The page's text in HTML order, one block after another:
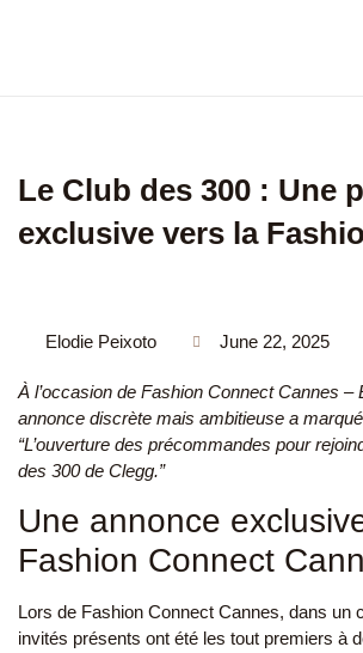
Le Club des 300 : Une
exclusive vers la
Elodie Peixoto June 22, 2025
À l’occasion de Fashion Connect Cannes –
annonce discrète mais ambitieuse a
“L’ouverture des précommandes pour
des 300 de Clegg.”
Une annonce
Fashion Connect
Lors de Fashion Connect Cannes, dans un
invités présents ont été les tout premiers à